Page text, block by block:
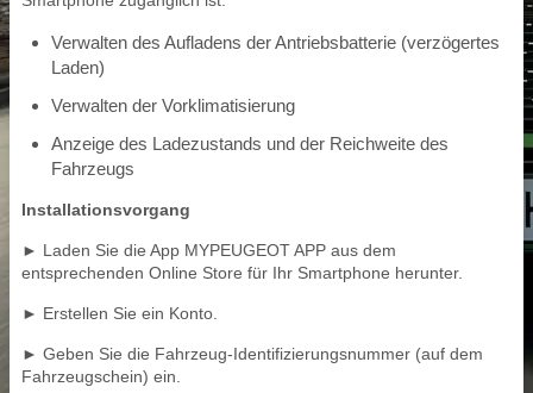
Verwalten des Aufladens der Antriebsbatterie (verzögertes
Laden)
Verwalten der Vorklimatisierung
Anzeige des Ladezustands und der Reichweite des
Fahrzeugs
Installationsvorgang
► Laden Sie die App MYPEUGEOT APP aus dem
entsprechenden Online Store für Ihr Smartphone herunter.
► Erstellen Sie ein Konto.
► Geben Sie die Fahrzeug-Identifizierungsnummer (auf dem
Fahrzeugschein) ein.